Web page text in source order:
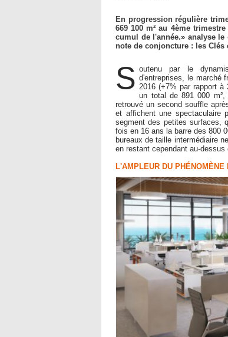
En progression régulière
669 100 m² au 4ème
cumul de l'année.» analyse le
note de conjoncture : les Clés
S outenu par le
d'entreprises, le marché
2016 (+7% par rapport à
un total de 891 000 m²,
retrouvé un second souffle
et affichent une spectaculaire
segment des petites surfaces,
fois en 16 ans la barre des 800
bureaux de taille intermédiaire
en restant cependant au-
L'AMPLEUR DU